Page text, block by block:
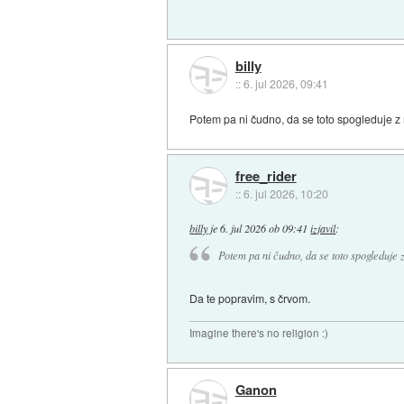
billy
::6. jul 2026, 09:41
Potem pa ni čudno, da se toto spogleduje z
free_rider
::6. jul 2026, 10:20
billyje6. jul 2026 ob 09:41 izjavil:
Potem pa ni čudno, da se toto spogleduje
Da te popravim, s črvom.
Imagine there's no religion :)
Ganon